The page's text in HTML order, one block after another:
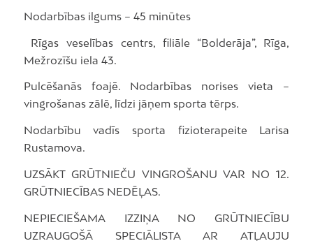
Nodarbības ilgums – 45 minūtes
Rīgas veselības centrs, filiāle “Bolderāja”, Rīga,
Mežrozīšu iela 43.
Pulcēšanās foajē. Nodarbības norises vieta –
vingrošanas zālē, līdzi jāņem sporta tērps.
Nodarbību vadīs sporta fizioterapeite Larisa
Rustamova.
UZSĀKT GRŪTNIEČU VINGROŠANU VAR NO 12.
GRŪTNIECĪBAS NEDĒĻAS.
NEPIECIEŠAMA IZZIŅA NO GRŪTNIECĪBU
UZRAUGOŠĀ SPECIĀLISTA AR ATĻAUJU